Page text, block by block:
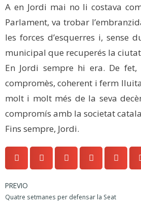
A en Jordi mai no li costava
Parlament, va trobar
les forces d’esquerres i, sense
municipal que recuperés la
En Jordi sempre hi era. De
compromès, coherent i ferm
molt i molt més de la seva
compromís amb la societat
Fins sempre, Jordi.
PREVIO
Quatre setmanes per defensar la Seat